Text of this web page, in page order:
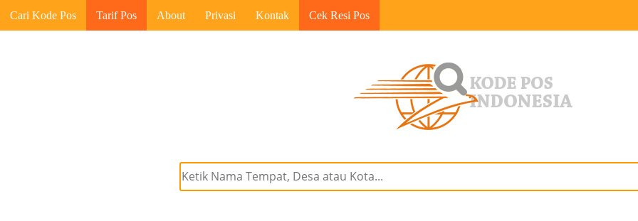
Cari Kode Pos Tarif Pos About Privasi Kontak Cek Resi Pos